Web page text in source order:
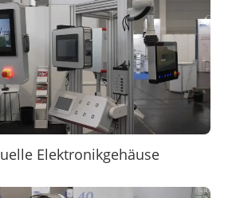
Elektronikgehäuse